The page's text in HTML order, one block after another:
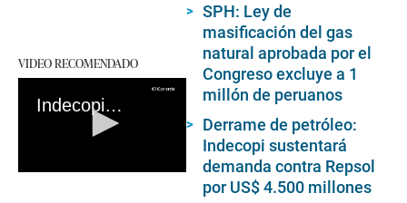
VIDEO RECOMENDADO
Indecopi: ¿Cómo denunciar a las empresas que realizan llamadas no deseadas a los consumidores?
SPH: Ley de
masificación del gas
natural aprobada por el
Congreso excluye a 1
millón de peruanos
Derrame de petróleo:
Indecopi sustentará
demanda contra Repsol
por US$ 4.500 millones